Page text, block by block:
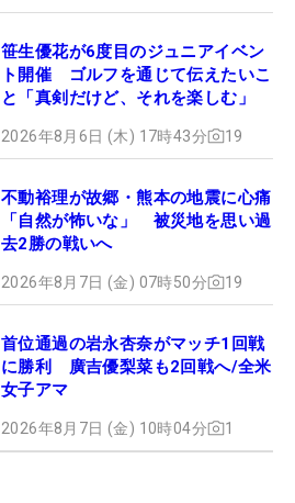
笹生優花が6度目のジュニアイベン
ト開催 ゴルフを通じて伝えたいこ
と「真剣だけど、それを楽しむ」
2026年8月6日 (木) 17時43分 19
不動裕理が故郷・熊本の地震に心痛
「自然が怖いな」 被災地を思い過
去2勝の戦いへ
2026年8月7日 (金) 07時50分 19
首位通過の岩永杏奈がマッチ1回戦
に勝利 廣吉優梨菜も2回戦へ/全米
女子アマ
2026年8月7日 (金) 10時04分 1